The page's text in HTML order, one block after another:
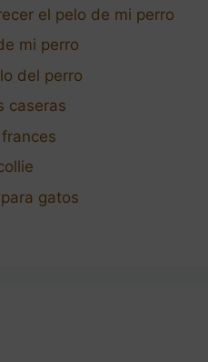
el pelo de mi perro
mi perro
del perro
caseras
gatos